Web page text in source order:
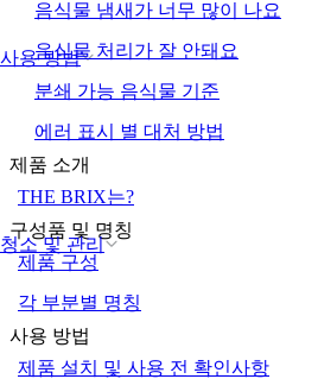
사용 방법
청소 및 관리
음식물 냄새가 너무 많이 나요
음식물 처리가 잘 안돼요
분쇄 가능 음식물 기준
에러 표시 별 대처 방법
제품 소개
THE BRIX는?
구성품 및 명칭
제품 구성
각 부분별 명칭
사용 방법
제품 설치 및 사용 전 확인사항